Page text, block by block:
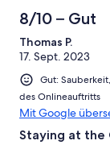
8/10 – Gut
Thomas P.
17. Sept. 2023
Gut:
des Onlineauftritts
Mit Google
Staying at the